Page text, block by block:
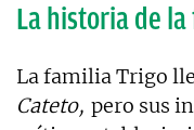
La historia de
La familia Trigo
Cateto, pero sus